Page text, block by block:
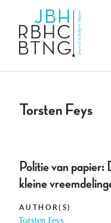
Torsten Feys
Politie van papier:
kleine
AUTHOR(S)